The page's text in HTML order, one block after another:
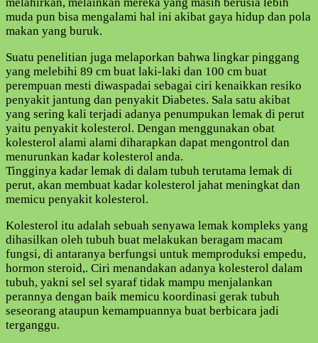
muda pun bisa mengalami hal ini akibat gaya hidup dan pola
makan yang buruk.
Suatu penelitian juga melaporkan bahwa lingkar pinggang
yang melebihi 89 cm buat laki-laki dan 100 cm buat
perempuan mesti diwaspadai sebagai ciri kenaikkan resiko
penyakit jantung dan penyakit Diabetes. Sala satu akibat
yang sering kali terjadi adanya penumpukan lemak di perut
yaitu penyakit kolesterol. Dengan menggunakan obat
kolesterol alami alami diharapkan dapat mengontrol dan
menurunkan kadar kolesterol anda.
Tingginya kadar lemak di dalam tubuh terutama lemak di
perut, akan membuat kadar kolesterol jahat meningkat dan
memicu penyakit kolesterol.
Kolesterol itu adalah sebuah senyawa lemak kompleks yang
dihasilkan oleh tubuh buat melakukan beragam macam
fungsi, di antaranya berfungsi untuk memproduksi empedu,
hormon steroid,. Ciri menandakan adanya kolesterol dalam
tubuh, yakni sel sel syaraf tidak mampu menjalankan
perannya dengan baik memicu koordinasi gerak tubuh
seseorang ataupun kemampuannya buat berbicara jadi
terganggu.